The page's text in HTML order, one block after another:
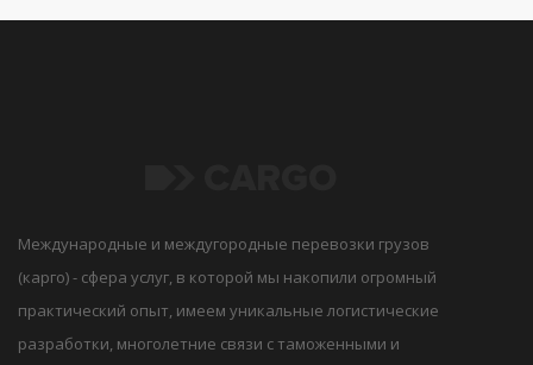
Международные и междугородные перевозки грузов
(карго) - сфера услуг, в которой мы накопили огромный
практический опыт, имеем уникальные логистические
разработки, многолетние связи с таможенными и